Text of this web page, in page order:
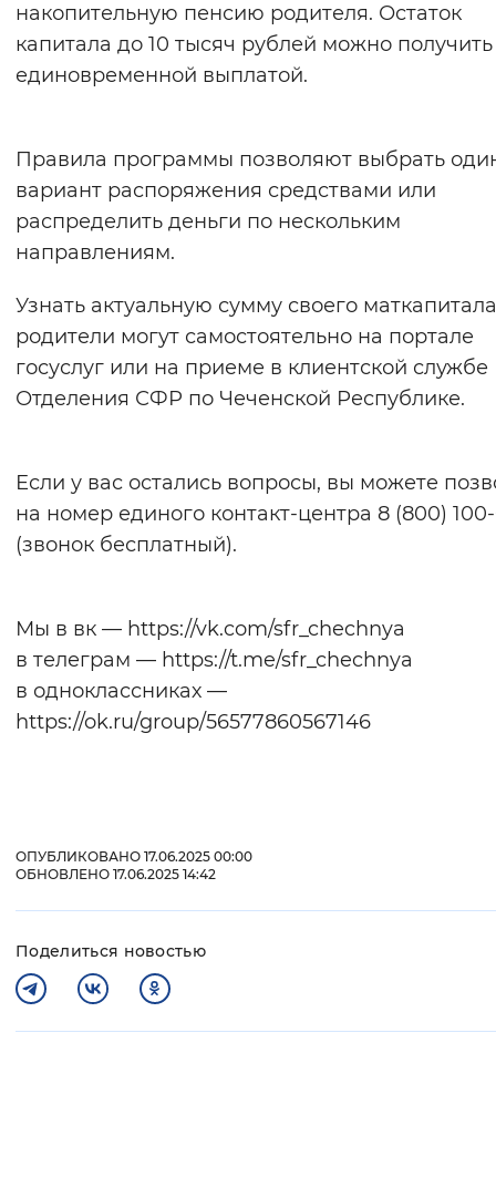
накопительную пенсию родителя. Остаток
капитала до 10 тысяч рублей можно получить
единовременной выплатой.
Правила программы позволяют выбрать
вариант распоряжения средствами или
распределить деньги по нескольким
направлениям.
Узнать актуальную сумму своего маткапитала
родители могут самостоятельно на портале
госуслуг или на приеме в клиентской службе
Отделения СФР по Чеченской Республике.
Если у вас остались вопросы, вы можете
на номер единого контакт-центра 8 (800)
(звонок бесплатный).
Мы в вк — https://vk.com/sfr_chechnya
в телеграм — https://t.me/sfr_chechnya
в одноклассниках —
https://ok.ru/group/56577860567146
ОПУБЛИКОВАНО 17.06.2025 00:00
ОБНОВЛЕНО 17.06.2025 14:42
Поделиться новостью